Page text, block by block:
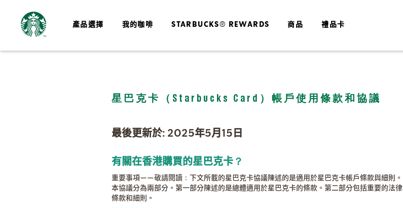
產品選擇 我的咖啡 STARBUCKS® REWARDS 商品 禮品卡
星巴克卡（Starbucks Card）帳戶使用條款和協議
最後更新於: 2025年5月15日
有關在香港購買的星巴克卡？
重要事項——敬請閱讀：下文所載的星巴克卡協議陳述的是適用於星巴克卡帳戶條款與細則。
本協議分為兩部分。第一部分陳述的是總體適用於星巴克卡的條款。第二部分包括重要的法律
條款和細則。